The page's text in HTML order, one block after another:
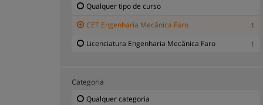
Qualquer tipo de curso
CET Engenharia Mecânica Faro
1
Licenciatura Engenharia Mecânica Faro
1
Categoria
Qualquer categoria